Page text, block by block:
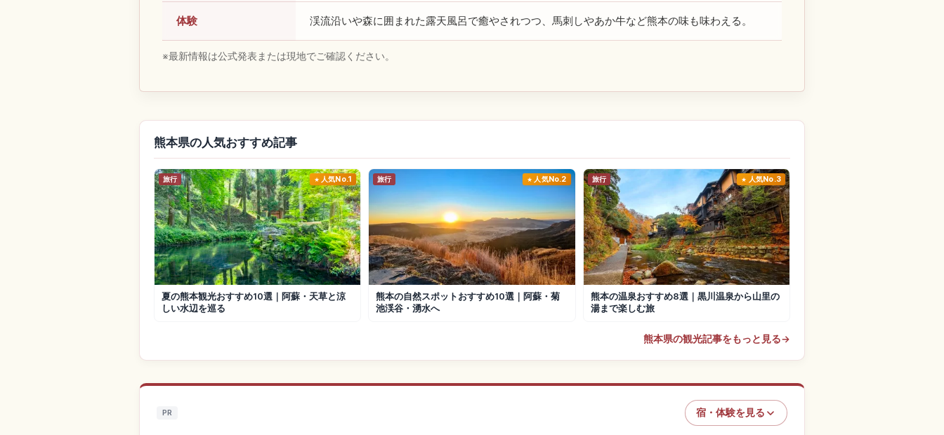
体験 渓流沿いや森に囲まれた露天風呂で癒やされつつ、馬刺しやあか牛など熊本の味も味わえる。
※最新情報は公式発表または現地でご確認ください。
熊本県の人気おすすめ記事
旅行 人気No.1
夏の熊本観光おすすめ10選｜阿蘇・天草と涼
しい水辺を巡る
旅行 人気No.2
熊本の自然スポットおすすめ10選｜阿蘇・菊
池渓谷・湧水へ
旅行 人気No.3
熊本の温泉おすすめ8選｜黒川温泉から山里の
湯まで楽しむ旅
熊本県の観光記事をもっと見る→
PR 宿・体験を見る